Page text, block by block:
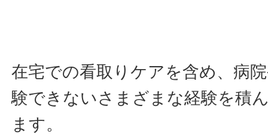
在宅での看取りケアを含め、病
験できないさまざまな経験を積
ます。